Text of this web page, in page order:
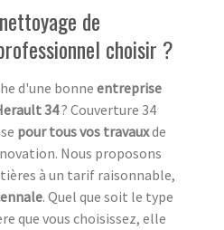
de
choisir ?
d'une bonne entreprise
34? Couverture 34
pour tous vos travauxde
Nous proposons
à un tarif raisonnable,
. Quel que soit le type
que vous choisissez, elle